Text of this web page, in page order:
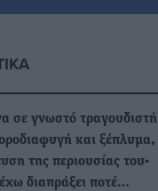
σε γνωστό τραγουδιστή
και ξέπλυμα,
της περιουσίας του-
διαπράξει ποτέ…